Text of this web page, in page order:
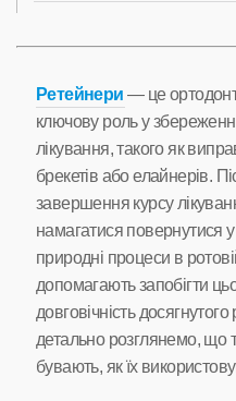
Ретейнери — це
ключову роль у
лікування, такого як
брекетів або елайнерів.
завершення курсу
намагатися повернутися
природні процеси в
допомагають запобігти
довговічність досягнутого
детально розглянемо, що
бувають, як їх